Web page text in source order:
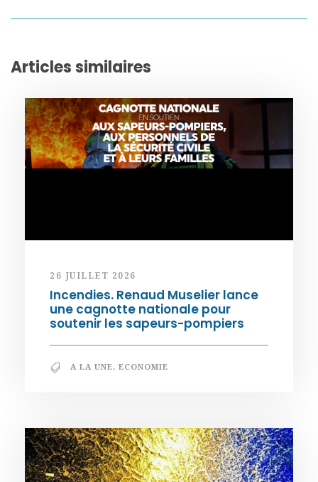
Articles similaires
26 JUILLET 2026
Incendies. Renaud Muselier lance
une cagnotte nationale pour
soutenir les sapeurs-pompiers
A LA UNE, ECONOMIE